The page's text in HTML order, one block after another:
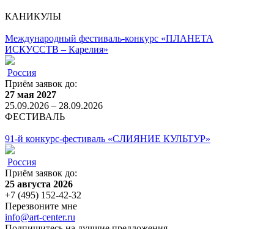
КАНИКУЛЫ
Международный фестиваль-конкурс «ПЛАНЕТА
ИСКУССТВ – Карелия»
Россия
Приём заявок до:
27 мая 2027
25.09.2026 – 28.09.2026
ФЕСТИВАЛЬ
91-й конкурс-фестиваль «СЛИЯНИЕ КУЛЬТУР»
Россия
Приём заявок до:
25 августа 2026
+7 (495) 152-42-32
Перезвоните мне
info@art-center.ru